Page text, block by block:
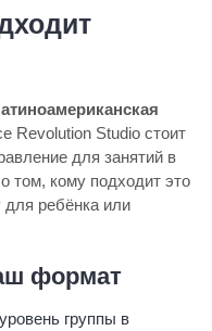
Revolution Studio стоит
для занятий в
том, кому подходит это
для ребёнка или
формат
группы в